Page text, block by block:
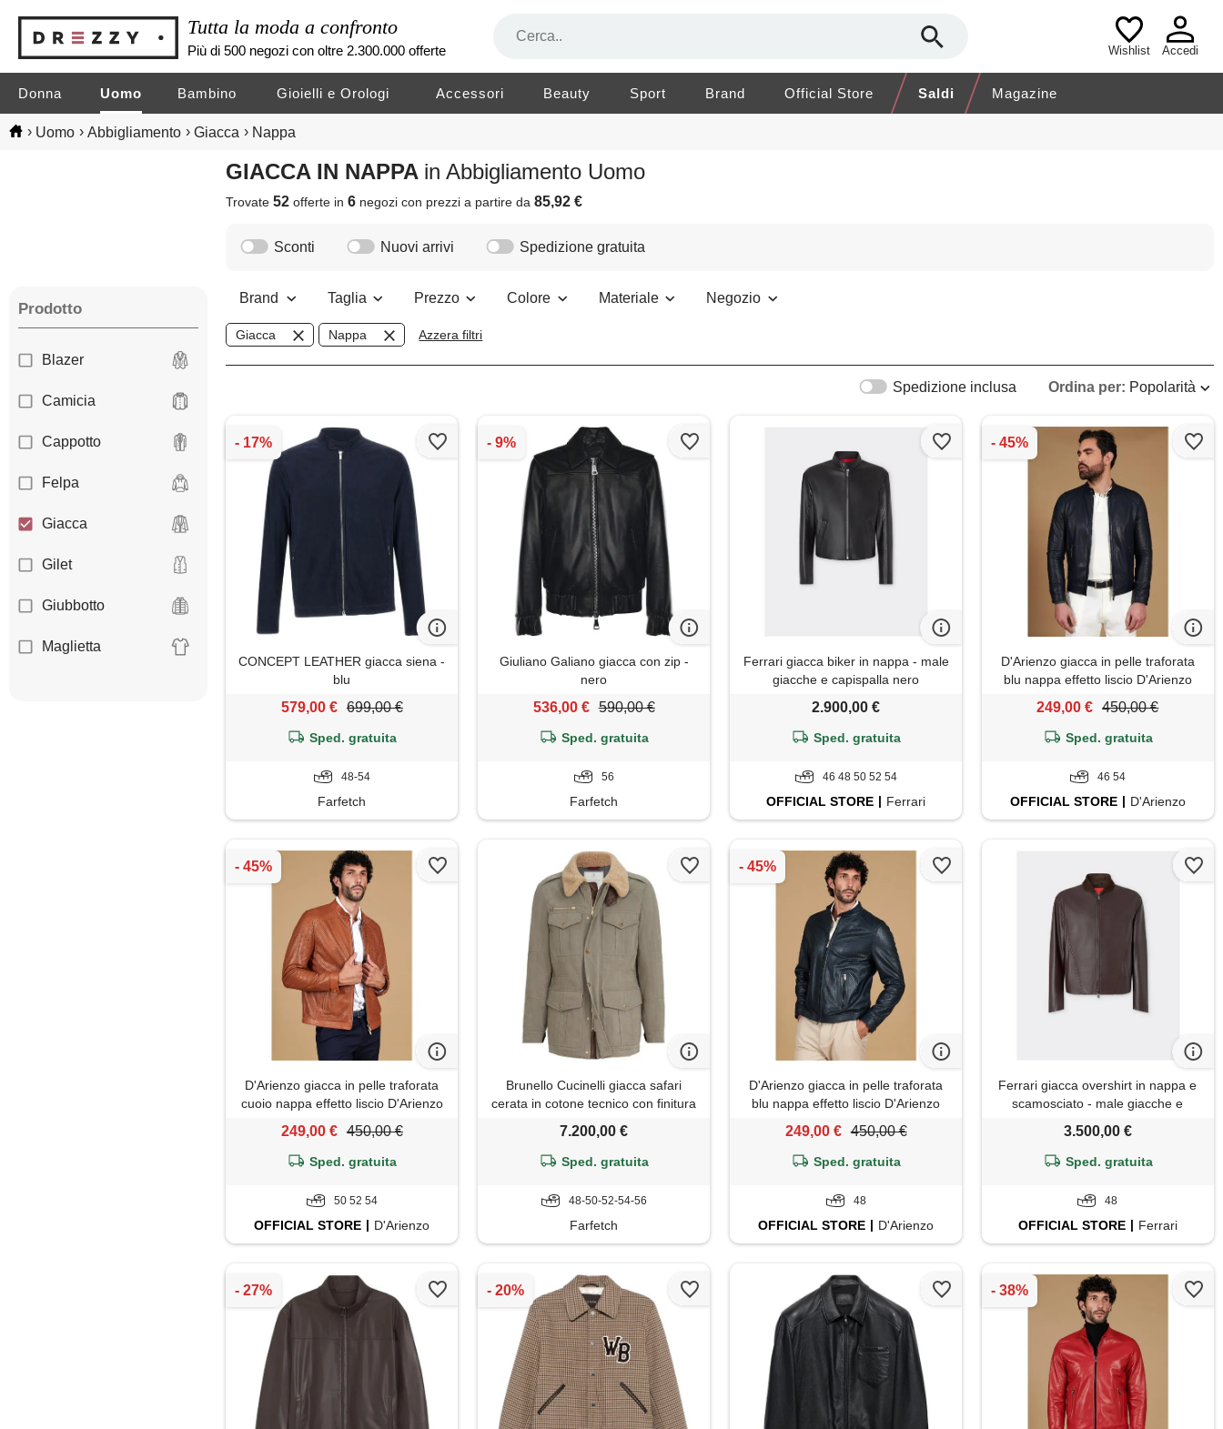
Tutta la moda a confronto
Più di 500 negozi con oltre 2.300.000 offerte Wishlist Accedi
Donna Uomo Bambino Gioielli e Orologi Accessori Beauty Sport Brand Official Store Saldi Magazine
› Uomo › Abbigliamento › Giacca › Nappa
GIACCA IN NAPPA in Abbigliamento Uomo
Trovate52 offerte in6 negozicon prezzi a partire da85,92 €
Prodotto
Blazer
Camicia
Cappotto
Felpa
Giacca
Gilet
Giubbotto
Maglietta
Sconti Nuovi arrivi Spedizione gratuita
Brand Taglia Prezzo Colore Materiale Negozio
Giacca Nappa Azzera filtri
Ordina per: Popolarità
Spedizione inclusa
CONCEPT LEATHER giacca siena -
blu
579,00 € 699,00 €
Sped. gratuita
48-54
Farfetch
Giuliano Galiano giacca con zip -
nero
536,00 € 590,00 €
Sped. gratuita
56
Farfetch
Ferrari giacca biker in nappa - male
giacche e capispalla nero
2.900,00 €
Sped. gratuita
46 48 50 52 54
OFFICIAL STORE Ferrari
D'Arienzo giacca in pelle traforata
blu nappa effetto liscio D'Arienzo
249,00 € 450,00 €
Sped. gratuita
46 54
OFFICIALSTORE D'Arienzo
D'Arienzo giacca in pelle traforata
cuoio nappa effetto liscio D'Arienzo
249,00 € 450,00 €
Sped. gratuita
50 52 54
OFFICIAL STORE D'Arienzo
Brunello Cucinelli giacca safari
cerata in cotone tecnico con finitura
cerata e imbottitura thermore®,
inserti in nappa e colletto in
shearling -
7.200,00 €
Sped. gratuita
48-50-52-54-56
Farfetch
D'Arienzo giacca in pelle traforata
blu nappa effetto liscio D'Arienzo
249,00 € 450,00 €
Sped. gratuita
48
OFFICIAL STORE D'Arienzo
Ferrari giacca overshirt in nappa e
scamosciato - male giacche e
capispalla espresso
3.500,00 €
Sped. gratuita
48
OFFICIALSTORE Ferrari